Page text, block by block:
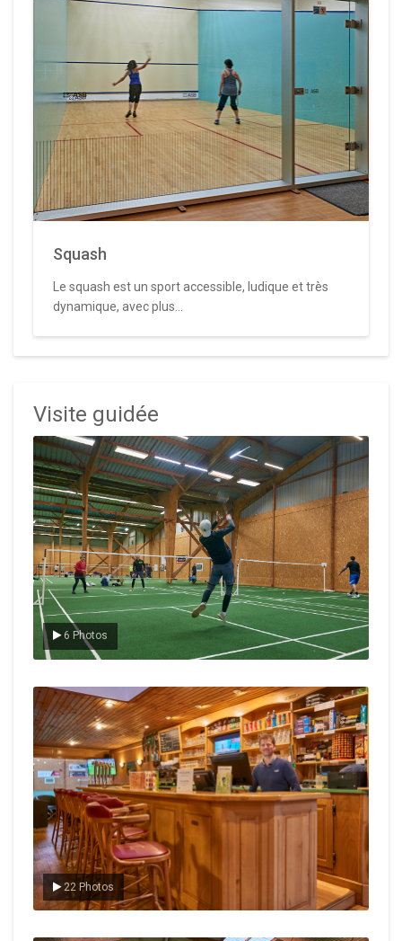
Squash
Le squash est un sport accessible, ludique et très
dynamique, avec plus...
Visite guidée
6 Photos
Le badminton
22 Photos
Le Club